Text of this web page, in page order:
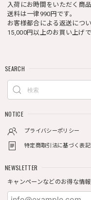
入荷にお時間をいただく商
送料は一律990円です。
お客様都合による返送につ
15,000円以上のお買い上げ
SEARCH
NOTICE
プライバシーポリシー
特定商取引法に基づく表記
NEWSLETTER
キャンペーンなどのお得な情